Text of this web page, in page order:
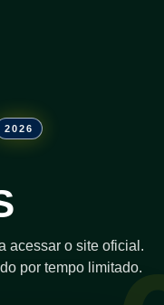
2026
acessar o site oficial.
por tempo limitado.